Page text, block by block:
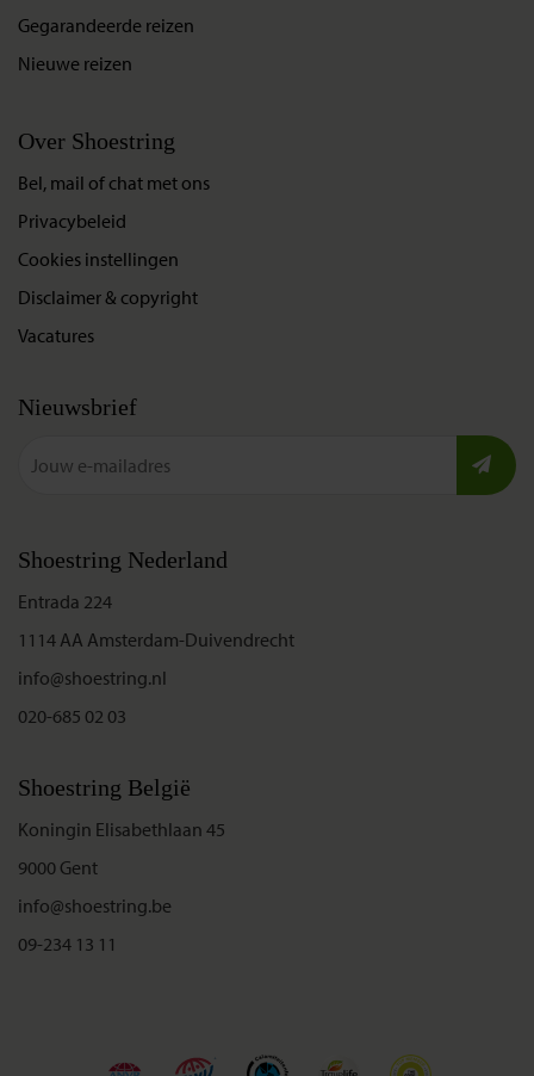
Gegarandeerde reizen
Nieuwe reizen
Over Shoestring
Bel, mail of chat met ons
Privacybeleid
Cookies instellingen
Disclaimer & copyright
Vacatures
Nieuwsbrief
Shoestring Nederland
Entrada 224
1114 AA Amsterdam-Duivendrecht
info@shoestring.nl
020-685 02 03
Shoestring België
Koningin Elisabethlaan 45
9000 Gent
info@shoestring.be
09-234 13 11